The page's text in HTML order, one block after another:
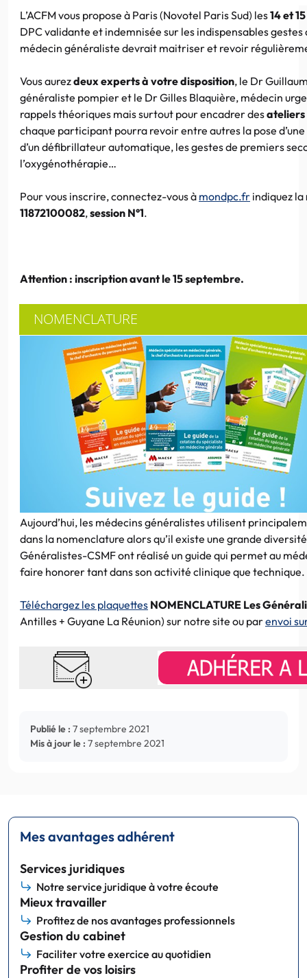
L’ACFM vous propose à Paris (Novotel Paris Sud) les14 et
DPC validante et indemnisée sur les indispensables gestes
médecin généraliste devrait maitriser et revoir
Vous aurezdeux experts à votre disposition, le Dr
généraliste pompier et le Dr Gilles Blaquière, médecin
rappels théoriques mais surtout pour encadrer des
chaque participant pourra revoir entre autres la pose
d’un défibrillateur automatique, les gestes de premiers
l’oxygénothérapie…
Pour vous inscrire, connectez-vous à mondpc.fr indiquez la
11872100082,session N°1.
Attention : inscription avant le 15 septembre.
NOMENCLATURE
Aujourd’hui, les médecins généralistes utilisent
dans la nomenclature alors qu’il existe une grande
Généralistes-CSMF ont réalisé un guide qui permet au
faire honorer tant dans son activité clinique que technique.
Téléchargez les plaquettes NOMENCLATURE Les
Antilles + Guyane La Réunion) sur notre site ou parenvoi
Publié le : 7 septembre 2021
Mis à jour le : 7 septembre 2021
Mes avantages adhérent
Services juridiques
Notre service juridique à votre écoute
Mieux travailler
Profitez de nos avantages professionnels
Gestion du cabinet
Faciliter votre exercice au quotidien
Profiter de vos loisirs